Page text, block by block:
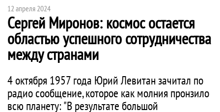
12 апреля 2024
Сергей Миронов: космос остается
областью успешного сотрудничества
между странами
4 октября 1957 года Юрий Левитан зачитал по
радио сообщение, которое как молния пронзило
всю планету: "В результате большой